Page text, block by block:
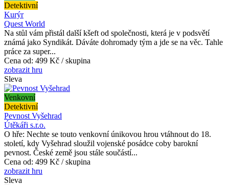
Detektivní
Kurýr
Quest World
Na stůl vám přistál další kšeft od společnosti, která je v podsvětí
známá jako Syndikát. Dáváte dohromady tým a jde se na věc. Tahle
práce za super...
Cena od: 499 Kč / skupina
zobrazit hru
Sleva
Venkovní
Detektivní
Pevnost Vyšehrad
Útěkáři s.r.o.
O hře: Nechte se touto venkovní únikovou hrou vtáhnout do 18.
století, kdy Vyšehrad sloužil vojenské posádce coby barokní
pevnost. České země jsou stále součástí...
Cena od: 499 Kč / skupina
zobrazit hru
Sleva